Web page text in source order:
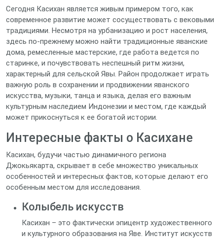
Сегодня Касихан является живым примером того, как
современное развитие может сосуществовать с вековыми
традициями. Несмотря на урбанизацию и рост населения,
здесь по-прежнему можно найти традиционные яванские
дома, ремесленные мастерские, где работа ведется по
старинке, и почувствовать неспешный ритм жизни,
характерный для сельской Явы. Район продолжает играть
важную роль в сохранении и продвижении яванского
искусства, музыки, танца и языка, делая его важным
культурным наследием Индонезии и местом, где каждый
может прикоснуться к ее богатой истории.
Интересные факты о Касихане
Касихан, будучи частью динамичного региона
Джокьякарта, скрывает в себе множество уникальных
особенностей и интересных фактов, которые делают его
особенным местом для исследования.
Колыбель искусств
Касихан – это фактически эпицентр художественного
и культурного образования на Яве. Институт искусств